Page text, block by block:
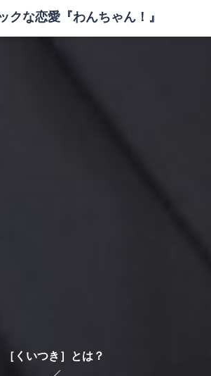
クな恋愛『わんちゃん！』
［くいつき］とは？